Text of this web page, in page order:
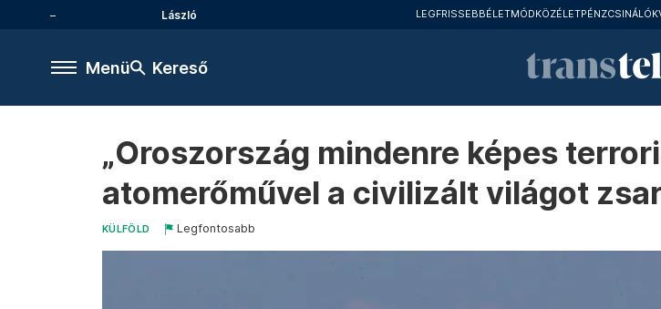
László LEGFRISSEBBÉLETMÓDKÖZÉLETPÉNZCSINÁLÓK
Menü Kereső
„Oroszország mindenre képes
atomerőművel a civilizált világot
KÜLFÖLD Legfontosabb